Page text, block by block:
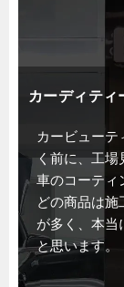
カーディティ
カービュー
く前に、工場
車のコーティ
どの商品は施
が多く、本当
と思います。